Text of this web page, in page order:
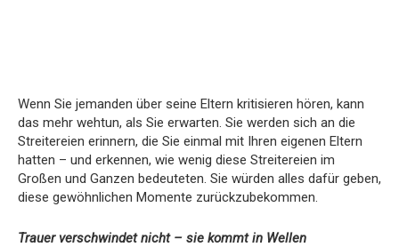
Wenn Sie jemanden über seine Eltern kritisieren hören, kann
das mehr wehtun, als Sie erwarten. Sie werden sich an die
Streitereien erinnern, die Sie einmal mit Ihren eigenen Eltern
hatten – und erkennen, wie wenig diese Streitereien im
Großen und Ganzen bedeuteten. Sie würden alles dafür geben,
diese gewöhnlichen Momente zurückzubekommen.
Trauer verschwindet nicht – sie kommt in Wellen